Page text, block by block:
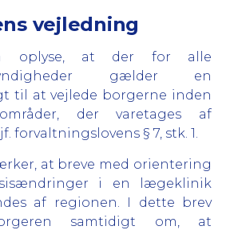
vejledning
oplyse, at der for alle
gælder en
til at vejlede borgerne inden
der varetages af
forvaltningslovens § 7, stk. 1.
at breve med orientering
i en lægeklinik
af regionen. I dette brev
samtidigt om, at